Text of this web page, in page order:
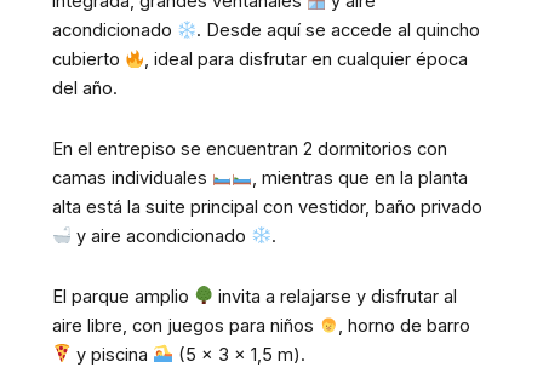
acondicionado
. Desde aquí se accede al quincho
cubierto
, ideal para disfrutar en cualquier época
del año.
En el entrepiso se encuentran 2 dormitorios con
camas individuales
, mientras que en la planta
alta está la suite principal con vestidor, baño privado
y aire acondicionado
.
El parque amplio
invita a relajarse y disfrutar al
aire libre, con juegos para niños
, horno de barro
y piscina
(5 x 3 x 1,5 m).